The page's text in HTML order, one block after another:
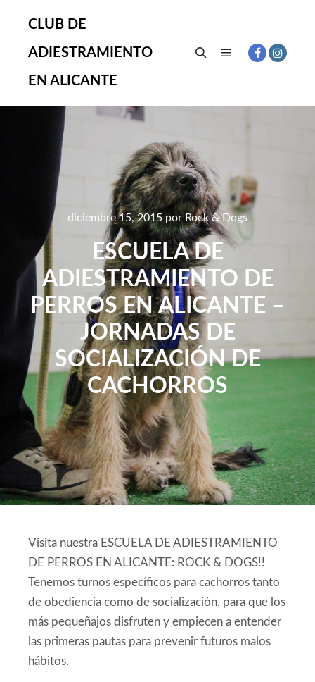
CLUB DE
ADIESTRAMIENTO
EN ALICANTE
diciembre 15, 2015porRock & Dogs
ESCUELA DE
ADIESTRAMIENTO DE
PERROS EN ALICANTE –
JORNADAS DE
SOCIALIZACIÓN DE
CACHORROS
Visita nuestra ESCUELA DE ADIESTRAMIENTO
DE PERROS EN ALICANTE: ROCK & DOGS!!
Tenemos turnos específicos para cachorros tanto
de obediencia como de socialización, para que los
más pequeñajos disfruten y empiecen a entender
las primeras pautas para prevenir futuros malos
hábitos.